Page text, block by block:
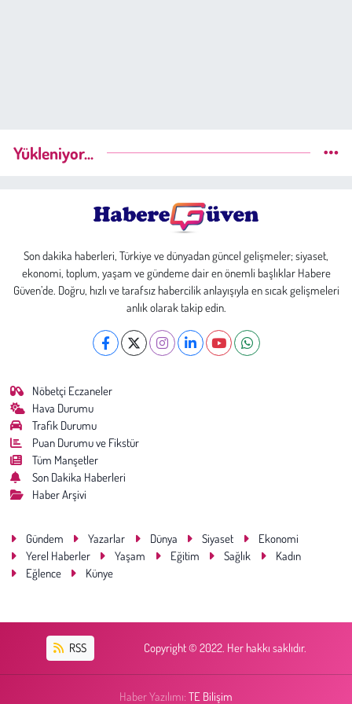
Yükleniyor...
Son dakika haberleri, Türkiye ve dünyadan güncel gelişmeler; siyaset,
ekonomi, toplum, yaşam ve gündeme dair en önemli başlıklar Habere
Güven’de. Doğru, hızlı ve tarafsız habercilik anlayışıyla en sıcak gelişmeleri
anlık olarak takip edin.
Nöbetçi Eczaneler
Hava Durumu
Trafik Durumu
Puan Durumu ve Fikstür
Tüm Manşetler
Son Dakika Haberleri
Haber Arşivi
Gündem Yazarlar Dünya Siyaset
Ekonomi
Yerel Haberler
Yaşam Eğitim Sağlık
Kadın
Eğlence
Künye
RSS Copyright © 2022. Her hakkı saklıdır.
Haber Yazılımı: TE Bilişim